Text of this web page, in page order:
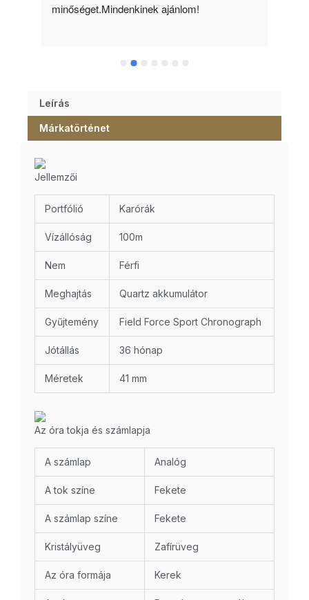
minőséget.Mindenkinek ajánlom!
Leírás
Márkatörténet
Jellemzői
Portfólió Karórák
Vízállóság 100m
Nem Férfi
Meghajtás Quartz akkumulátor
Gyűjtemény Field Force Sport Chronograph
Jótállás 36 hónap
Méretek 41 mm
Az óra tokja és számlapja
A számlap Analóg
A tok színe Fekete
A számlap színe Fekete
Kristályüveg Zafírüveg
Az óra formája Kerek